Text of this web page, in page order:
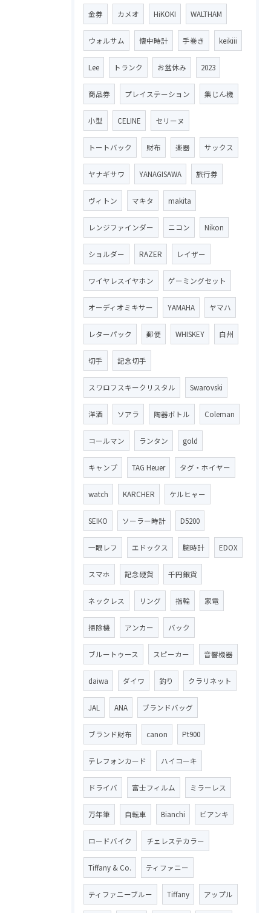
金券 カメオ HiKOKI WALTHAM
ウォルサム 懐中時計 手巻き keikiii
Lee トランク お盆休み 2023
商品券 プレイステーション 集じん機
小型 CELINE セリーヌ
トートバック 財布 楽器 サックス
ヤナギサワ YANAGISAWA 旅行券
ヴィトン マキタ makita
レンジファインダー ニコン Nikon
ショルダー RAZER レイザー
ワイヤレスイヤホン ゲーミングセット
オーディオミキサー YAMAHA ヤマハ
レターパック 郵便 WHISKEY 白州
切手 記念切手
スワロフスキークリスタル Swarovski
洋酒 ソアラ 陶器ボトル Coleman
コールマン ランタン gold
キャンプ TAG Heuer タグ・ホイヤー
watch KARCHER ケルヒャー
SEIKO ソーラー時計 D5200
一眼レフ エドックス 腕時計 EDOX
スマホ 記念硬貨 千円銀貨
ネックレス リング 指輪 家電
掃除機 アンカー バック
ブルートゥース スピーカー 音響機器
daiwa ダイワ 釣り クラリネット
JAL ANA ブランドバッグ
ブランド財布 canon Pt900
テレフォンカード ハイコーキ
ドライバ 富士フィルム ミラーレス
万年筆 自転車 Bianchi ビアンキ
ロードバイク チェレステカラー
Tiffany & Co. ティファニー
ティファニーブルー Tiffany アップル